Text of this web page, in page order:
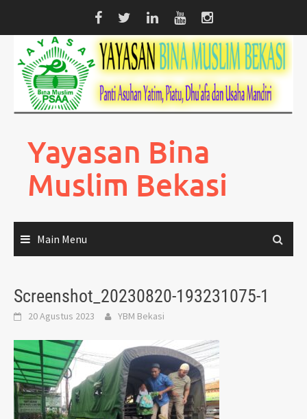
content
Yayasan Bina
Muslim Bekasi
Main Menu
Screenshot_20230820-193231075-1
20 Agustus 2023 YBM Bekasi